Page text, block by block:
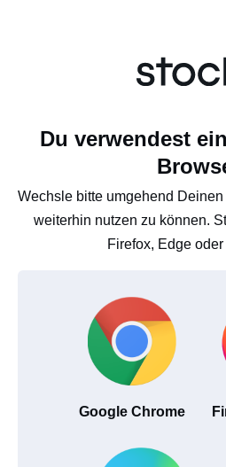
Du verwendest
Wechsle bitte umgehend
weiterhin nutzen zu können.
Firefox, Edge
Google Chrome